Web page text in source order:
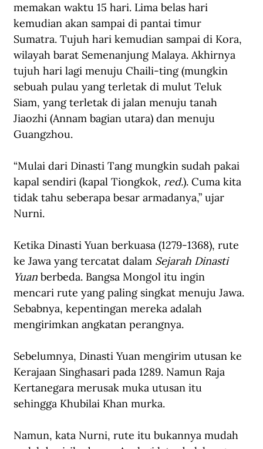
memakan waktu 15 hari. Lima belas hari
kemudian akan sampai di pantai timur
Sumatra. Tujuh hari kemudian sampai di Kora,
wilayah barat Semenanjung Malaya. Akhirnya
tujuh hari lagi menuju Chaili-ting (mungkin
sebuah pulau yang terletak di mulut Teluk
Siam, yang terletak di jalan menuju tanah
Jiaozhi (Annam bagian utara) dan menuju
Guangzhou.
“Mulai dari Dinasti Tang mungkin sudah pakai
kapal sendiri (kapal Tiongkok, red.). Cuma kita
tidak tahu seberapa besar armadanya,” ujar
Nurni.
Ketika Dinasti Yuan berkuasa (1279-1368), rute
ke Jawa yang tercatat dalam Sejarah Dinasti
Yuan berbeda. Bangsa Mongol itu ingin
mencari rute yang paling singkat menuju Jawa.
Sebabnya, kepentingan mereka adalah
mengirimkan angkatan perangnya.
Sebelumnya, Dinasti Yuan mengirim utusan ke
Kerajaan Singhasari pada 1289. Namun Raja
Kertanegara merusak muka utusan itu
sehingga Khubilai Khan murka.
Namun, kata Nurni, rute itu bukannya mudah